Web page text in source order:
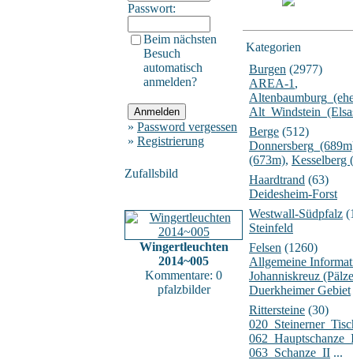
Passwort:
Beim nächsten
Besuch
automatisch
anmelden?
» Password vergessen
» Registrierung
Zufallsbild
Wingertleuchten
2014~005
Kommentare: 0
pfalzbilder
Kategorien
Burgen (2977)
AREA-1 ,
Berge (512)
(673m), Kesselberg
Haardtrand (63)
Deidesheim-Forst
Westwall-Südpfalz
Steinfeld
Felsen (1260)
Allgemeine
Johanniskreuz
Duerkheimer Gebiet
Rittersteine (30)
063_Schanze_II ...